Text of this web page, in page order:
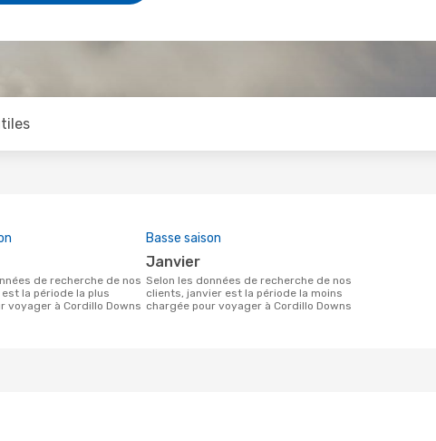
la période la plus
voyager à Cordillo Downs
Basse saison
janvier
Selon les données de recherche de nos
clients, janvier est la période la moins
chargée pour voyager à Cordillo Downs